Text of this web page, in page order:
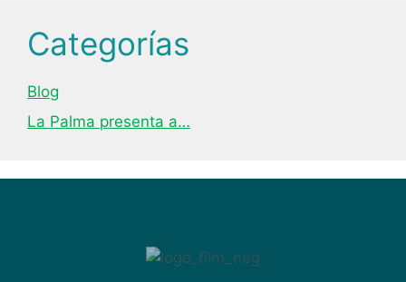
Categorías
Blog
La Palma presenta a…